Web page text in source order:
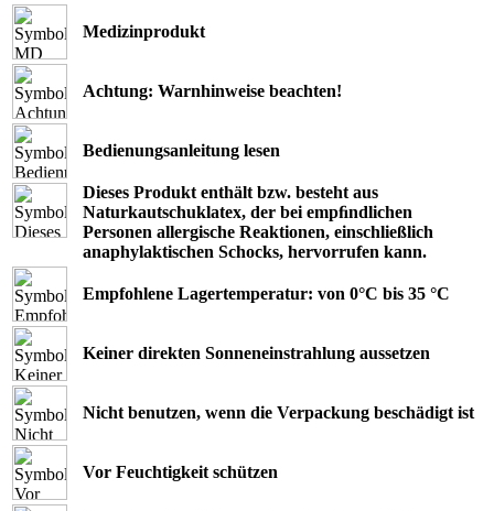
Medizinprodukt
Achtung: Warnhinweise beachten!
Bedienungsanleitung lesen
Dieses Produkt enthält bzw. besteht aus
Naturkautschuklatex, der bei empﬁndlichen
Personen allergische Reaktionen, einschließlich
anaphylaktischen Schocks, hervorrufen kann.
Empfohlene Lagertemperatur: von 0°C bis 35 °C
Keiner direkten Sonneneinstrahlung aussetzen
Nicht benutzen, wenn die Verpackung beschädigt ist
Vor Feuchtigkeit schützen